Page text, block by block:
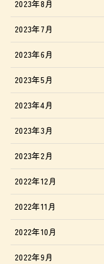
2023年8月
2023年7月
2023年6月
2023年5月
2023年4月
2023年3月
2023年2月
2022年12月
2022年11月
2022年10月
2022年9月